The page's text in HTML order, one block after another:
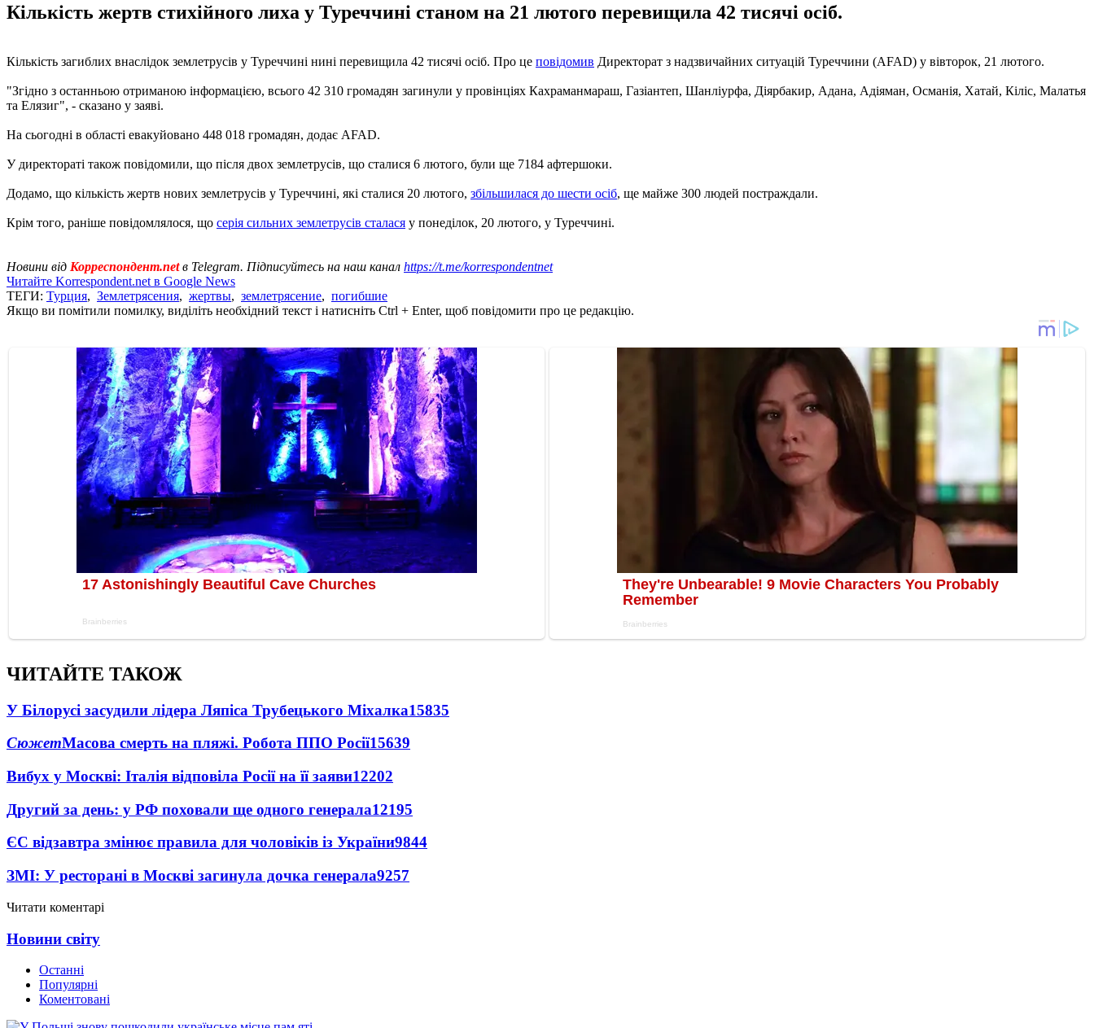
Кількість жертв стихійного лиха у Туреччині станом на 21 лютого перевищила 42 тисячі осіб.
Кількість загиблих внаслідок землетрусів у Туреччині нині перевищила 42 тисячі осіб. Про це повідомив Директорат з надзвичайних ситуацій Туреччини (AFAD) у вівторок, 21 лютого.
"Згідно з останньою отриманою інформацією, всього 42 310 громадян загинули у провінціях Кахраманмараш, Газіантеп, Шанліурфа, Діярбакир, Адана, Адіяман, Османія, Хатай, Кіліс, Малатья
та Елязиг", - сказано у заяві.
На сьогодні в області евакуйовано 448 018 громадян, додає AFAD.
У директораті також повідомили, що після двох землетрусів, що сталися 6 лютого, були ще 7184 афтершоки.
Додамо, що кількість жертв нових землетрусів у Туреччині, які сталися 20 лютого, збільшилася до шести осіб, ще майже 300 людей постраждали.
Крім того, раніше повідомлялося, що серія сильних землетрусів сталася у понеділок, 20 лютого, у Туреччині.
Новини від Корреспондент.netв Telegram. Підписуйтесь на наш канал https://t.me/korrespondentnet
Читайте Korrespondent.net в Google News
ТЕГИ: Турция, Землетрясения, жертвы, землетрясение, погибшие
Якщо ви помітили помилку, виділіть необхідний текст і натисніть Ctrl + Enter, щоб повідомити про це редакцію.
ЧИТАЙТЕ ТАКОЖ
У Білорусі засудили лідера Ляпіса Трубецького Міхалка15835
СюжетМасова смерть на пляжі. Робота ППО Росії15639
Вибух у Москві: Італія відповіла Росії на її заяви12202
Другий за день: у РФ поховали ще одного генерала12195
ЄС відзавтра змінює правила для чоловіків із України9844
ЗМІ: У ресторані в Москві загинула дочка генерала9257
Читати коментарі
Новини світу
Останні
Популярні
Коментовані